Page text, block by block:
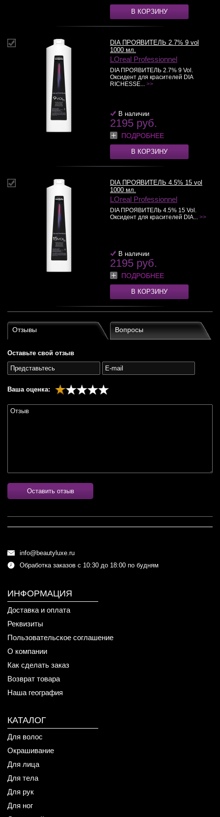
В КОРЗИНУ
DIA ПРОЯВИТЕЛЬ 2.7% 9 vol
1000 мл.
LOreal Professionnel
DIA ПРОЯВИТЕЛЬ 2.7% 9 Vol.
Оксидент для красителей DIA
RICHESSE... >>
В наличии
2195 руб.
ПОДРОБНЕЕ
В КОРЗИНУ
DIA ПРОЯВИТЕЛЬ 4.5% 15 vol
1000 мл.
LOreal Professionnel
DIA ПРОЯВИТЕЛЬ 4.5% 15 Vol.
Оксидент для красителей DIA... >>
В наличии
2195 руб.
ПОДРОБНЕЕ
В КОРЗИНУ
Отзывы Вопросы
Оставьте свой отзыв
Ваша оценка:
Оставить отзыв
info@beautyluxe.ru
Обработка заказов с 10:30 до 18:00 по будням
ИНФОРМАЦИЯ
Доставка и оплата
Реквизиты
Пользовательское соглашение
О компании
Как сделать заказ
Возврат товара
Наша география
КАТАЛОГ
Для волос
Окрашивание
Для лица
Для тела
Для рук
Для ног